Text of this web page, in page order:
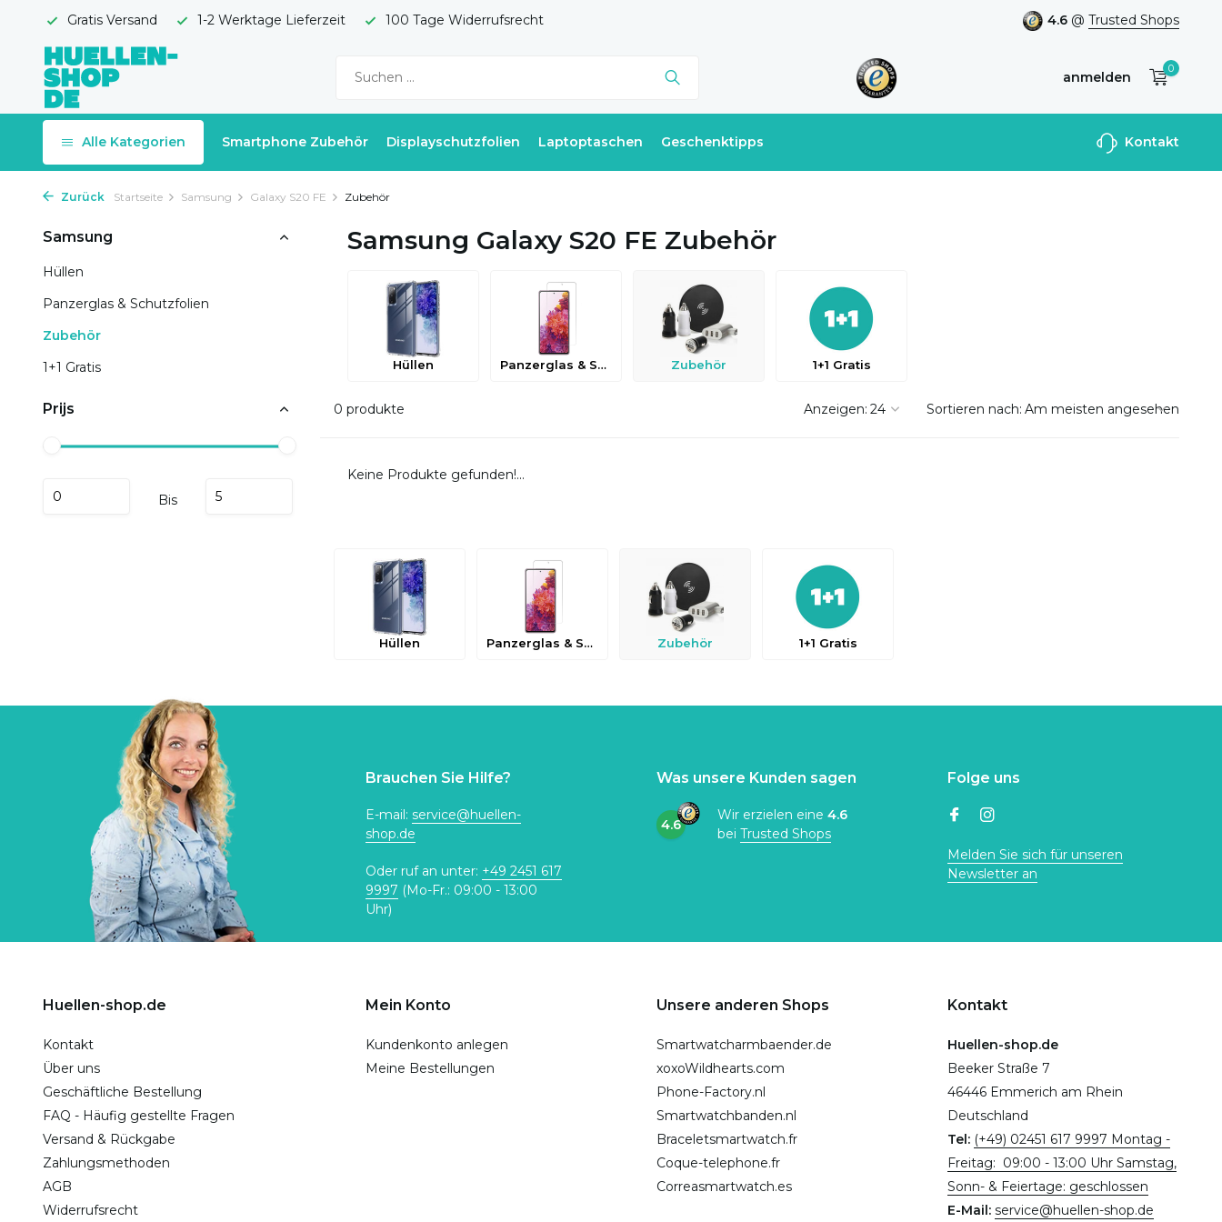
Gratis Versand 1-2 Werktage Lieferzeit 100 Tage Widerrufsrecht 4.6 @ Trusted Shops
anmelden
Benutzerkonto
0
Alle Kategorien Smartphone Zubehör Displayschutzfolien Laptoptaschen Geschenktipps Kontakt
Zurück Startseite Samsung Galaxy S20 FE Zubehör
Samsung
Hüllen
Panzerglas & Schutzfolien
Zubehör
1+1 Gratis
Prijs
Bis
Samsung Galaxy S20 FE Zubehör
Hüllen Panzerglas & Schutzfolien Zubehör 1+1 Gratis
0 produkte Anzeigen: Sortieren nach:
Keine Produkte gefunden!...
Hüllen Panzerglas & Schutzfolien Zubehör 1+1 Gratis
Brauchen Sie Hilfe?
E-mail: service@huellen-
shop.de
Oder ruf an unter: +49 2451 617
9997 (Mo-Fr.: 09:00 - 13:00
Uhr)
Was unsere Kunden sagen
4.6
Wir erzielen eine 4.6
bei Trusted Shops
Folge uns
Melden Sie sich für unseren
Newsletter an
Huellen-shop.de
Kontakt
Über uns
Geschäftliche Bestellung
FAQ - Häufig gestellte Fragen
Versand & Rückgabe
Zahlungsmethoden
AGB
Widerrufsrecht
Mein Konto
Kundenkonto anlegen
Meine Bestellungen
Unsere anderen Shops
Smartwatcharmbaender.de
xoxoWildhearts.com
Phone-Factory.nl
Smartwatchbanden.nl
Braceletsmartwatch.fr
Coque-telephone.fr
Correasmartwatch.es
Kontakt
Huellen-shop.de
Beeker Straße 7
46446 Emmerich am Rhein
Deutschland
Tel: (+49) 02451 617 9997 Montag -
Freitag: 09:00 - 13:00 Uhr Samstag,
Sonn- & Feiertage: geschlossen
E-Mail: service@huellen-shop.de